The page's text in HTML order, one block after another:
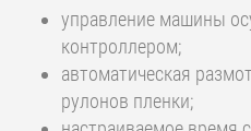
управление машины
контроллером;
автоматическая
рулонов пленки;